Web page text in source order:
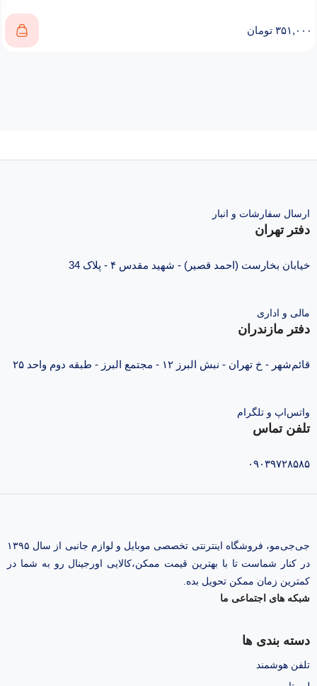
۳۵۱,۰۰۰ تومان
ارسال سفارشات و انبار
دفتر تهران
خیابان بخارست (احمد قصیر) - شهید مقدس ۴ - پلاک 34
مالی و اداری
دفتر مازندران
قائم‌شهر - خ تهران - نبش البرز ۱۲ - مجتمع البرز - طبقه دوم واحد ۲۵
واتس‌اپ و تلگرام
تلفن تماس
۰۹۰۳۹۷۲۸۵۸۵
جی‌جی‌مو، فروشگاه اینترنتی تخصصی موبایل و لوازم جانبی از سال ۱۳۹۵
در کنار شماست تا با بهترین قیمت ممکن،‌کالایی اورجینال رو به شما در
کمترین زمان ممکن تحویل بده.
شبکه های اجتماعی ما
دسته بندی ها
تلفن هوشمند